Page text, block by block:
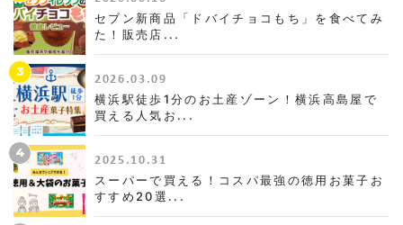
セブン新商品「ドバイチョコもち」を食べてみ
た！販売店...
3 2026.03.09
横浜駅徒歩1分のお土産ゾーン！横浜高島屋で
買える人気お...
4 2025.10.31
スーパーで買える！コスパ最強の徳用お菓子お
すすめ20選...